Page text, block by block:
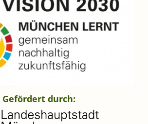
Gefördert durch: